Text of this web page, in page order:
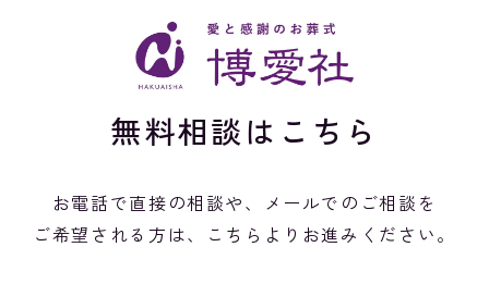
無料相談はこちら
お電話で直接の相談や、メールでのご相談を
ご希望される方は、こちらよりお進みください。